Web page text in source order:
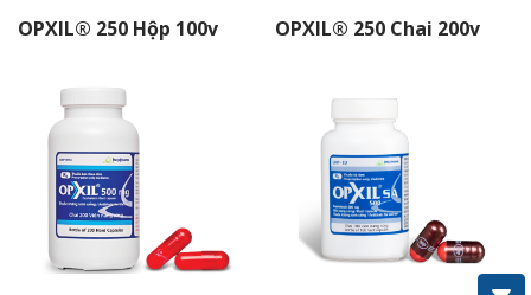
Cephalexin
IMEFED®
LANAM®
LEVOFLOXACIN
NEXCIX®
OPXIL® 250 Hộp 100v OPXIL® 250 Chai 200v